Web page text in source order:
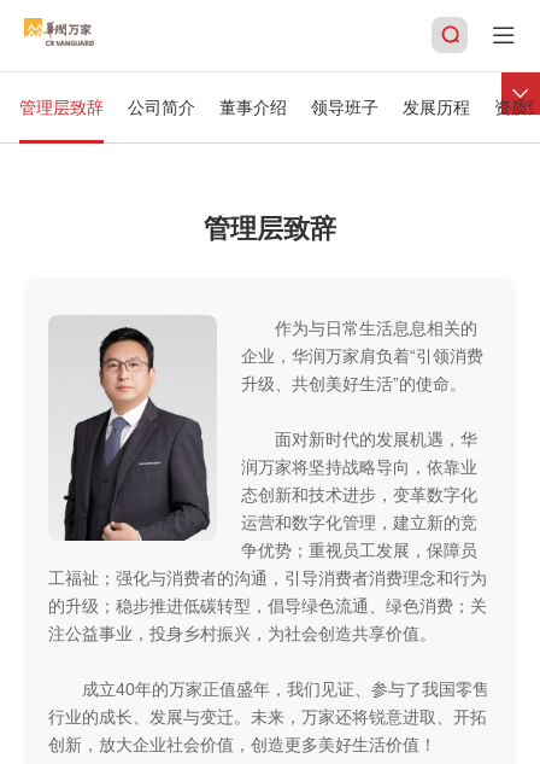
关于我们
管理层致辞 公司简介 董事介绍 领导班子 发展历程 资质
管理层致辞
作为与日常生活息息相关的
企业，华润万家肩负着“引领消费
升级、共创美好生活”的使命。
面对新时代的发展机遇，华
润万家将坚持战略导向，依靠业
态创新和技术进步，变革数字化
运营和数字化管理，建立新的竞
争优势；重视员工发展，保障员
工福祉；强化与消费者的沟通，引导消费者消费理念和行为
的升级；稳步推进低碳转型，倡导绿色流通、绿色消费；关
注公益事业，投身乡村振兴，为社会创造共享价值。
成立40年的万家正值盛年，我们见证、参与了我国零售
行业的成长、发展与变迁。未来，万家还将锐意进取、开拓
创新，放大企业社会价值，创造更多美好生活价值！